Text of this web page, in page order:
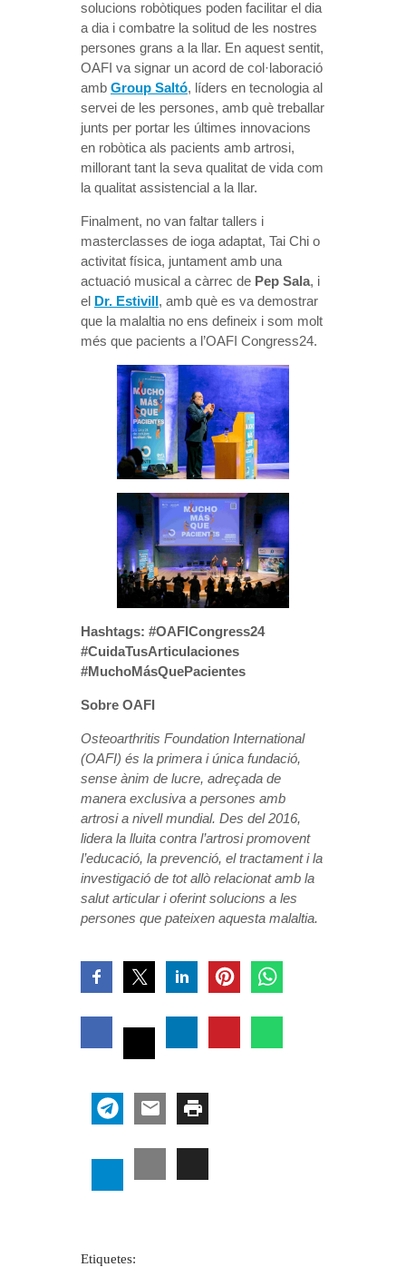
solucions robòtiques poden facilitar el dia
a dia i combatre la solitud de les nostres
persones grans a la llar. En aquest sentit,
OAFI va signar un acord de col·laboració
amb Group Saltó, líders en tecnologia al
servei de les persones, amb què treballar
junts per portar les últimes innovacions
en robòtica als pacients amb artrosi,
millorant tant la seva qualitat de vida com
la qualitat assistencial a la llar.
Finalment, no van faltar tallers i
masterclasses de ioga adaptat, Tai Chi o
activitat física, juntament amb una
actuació musical a càrrec de Pep Sala, i
el Dr. Estivill, amb què es va demostrar
que la malaltia no ens defineix i som molt
més que pacients a l’OAFI Congress24.
Hashtags: #OAFICongress24
#CuidaTusArticulaciones
#MuchoMásQuePacientes
Sobre OAFI
Osteoarthritis Foundation International
(OAFI) és la primera i única fundació,
sense ànim de lucre, adreçada de
manera exclusiva a persones amb
artrosi a nivell mundial. Des del 2016,
lidera la lluita contra l’artrosi promovent
l’educació, la prevenció, el tractament i la
investigació de tot allò relacionat amb la
salut articular i oferint solucions a les
persones que pateixen aquesta malaltia.
Etiquetes: